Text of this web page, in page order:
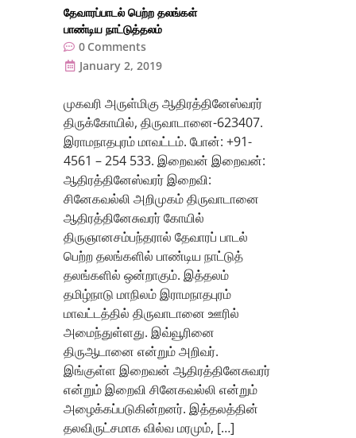
தேவாரப்பாடல் பெற்ற தலங்கள்
பாண்டிய நாட்டுத்தலம்
0 Comments
January 2, 2019
முகவரி அருள்மிகு ஆதிரத்தினேஸ்வரர்
திருக்கோயில், திருவாடானை-623407.
இராமநாதபுரம் மாவட்டம். போன்: +91-
4561 – 254 533. இறைவன் இறைவன்:
ஆதிரத்தினேஸ்வரர் இறைவி:
சினேகவல்லி அறிமுகம் திருவாடானை
ஆதிரத்தினேசுவரர் கோயில்
திருஞானசம்பந்தரால் தேவாரப் பாடல்
பெற்ற தலங்களில் பாண்டிய நாட்டுத்
தலங்களில் ஒன்றாகும். இத்தலம்
தமிழ்நாடு மாநிலம் இராமநாதபுரம்
மாவட்டத்தில் திருவாடானை ஊரில்
அமைந்துள்ளது. இவ்வூரினை
திருஆடானை என்றும் அறிவர்.
இங்குள்ள இறைவன் ஆதிரத்தினேசுவரர்
என்றும் இறைவி சினேகவல்லி என்றும்
அழைக்கப்படுகின்றனர். இத்தலத்தின்
தலவிருட்சமாக வில்வ மரமும், […]